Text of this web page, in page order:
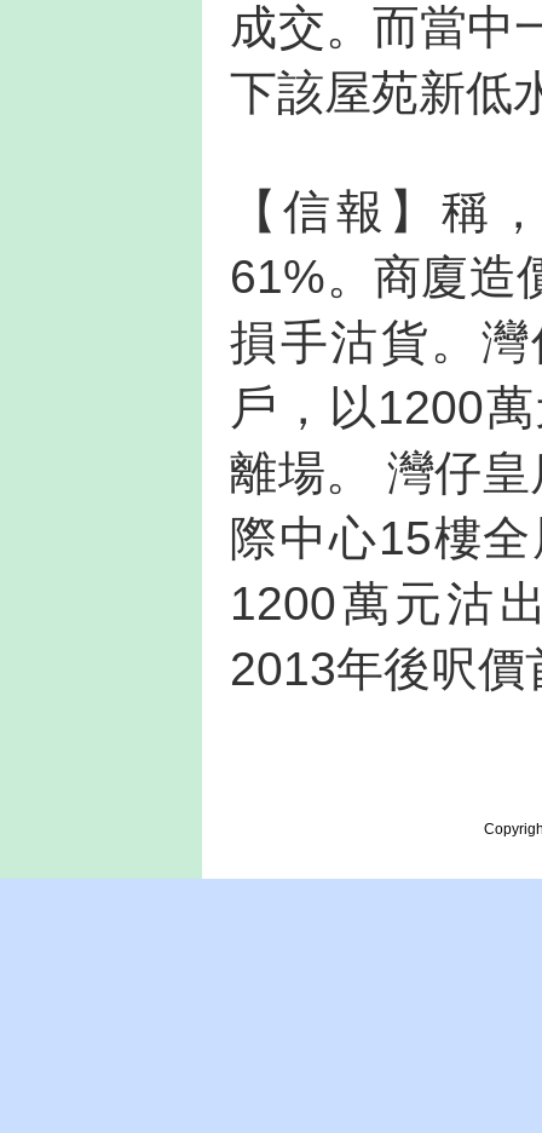
成交。而當中
下該屋苑新低
【信報】稱
61%。商廈造
損手沽貨。
戶，以1200
離場。 灣仔
際中心15樓
1200萬元沽
2013年後呎